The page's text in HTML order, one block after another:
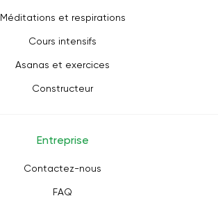
Méditations et respirations
Cours intensifs
Asanas et exercices
Constructeur
Entreprise
Contactez-nous
FAQ